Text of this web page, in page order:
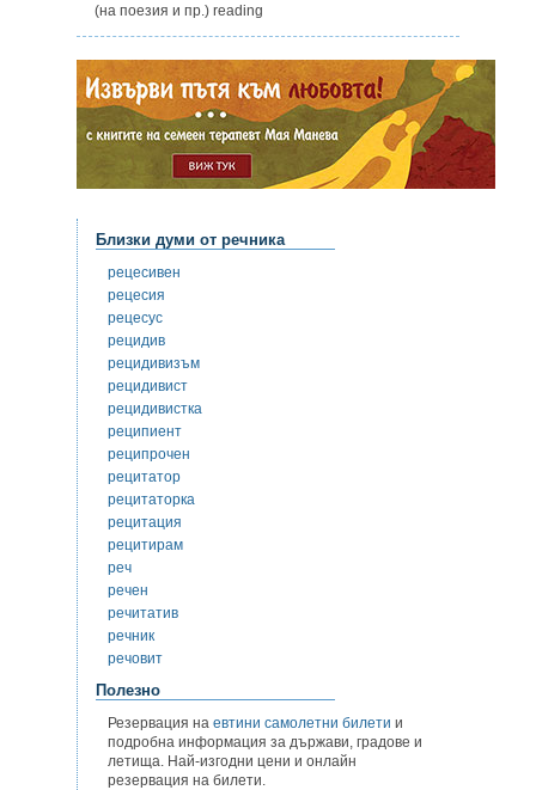
(на поезия и пр.) reading
Близки думи от речника
рецесивен
рецесия
рецесус
рецидив
рецидивизъм
рецидивист
рецидивистка
реципиент
реципрочен
рецитатор
рецитаторка
рецитация
рецитирам
реч
речен
речитатив
речник
речовит
Полезно
Резервация на евтини самолетни билети и
подробна информация за държави, градове и
летища. Най-изгодни цени и онлайн
резервация на билети.